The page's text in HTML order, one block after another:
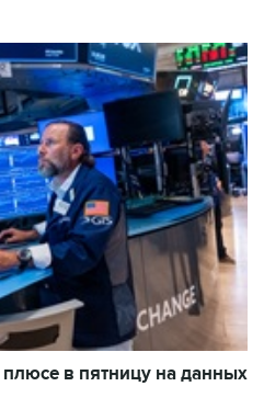
в пятницу на данных